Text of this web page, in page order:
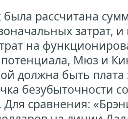
была рассчитана
затрат,
на
Мюз и
должна быть
безубыточности
Для сравнения: